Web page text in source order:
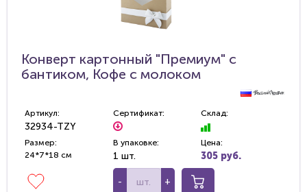
Конверт картонный "Премиум" с
бантиком, Кофе с молоком
Артикул:
32934-TZY
Сертификат: Склад:
Размер:
24*7*18 см
В упаковке:
1 шт.
Цена:
305 руб.
- +